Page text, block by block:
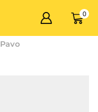
0
Pavo